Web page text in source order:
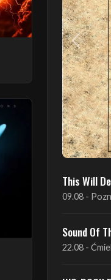
This Will
09.08 -
Sound Of
22.08 -
INO-ROCK
29.08 -